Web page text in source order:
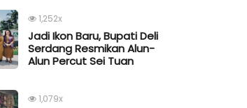
1,252x
Jadi Ikon Baru, Bupati Deli
Serdang Resmikan Alun-
Alun Percut Sei Tuan
1,079x